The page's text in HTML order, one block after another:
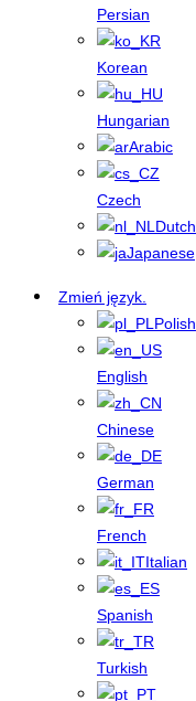
Persian
Korean
Hungarian
Arabic
Czech
Dutch
Japanese
Zmień język.
Polish
English
Chinese
German
French
Italian
Spanish
Turkish